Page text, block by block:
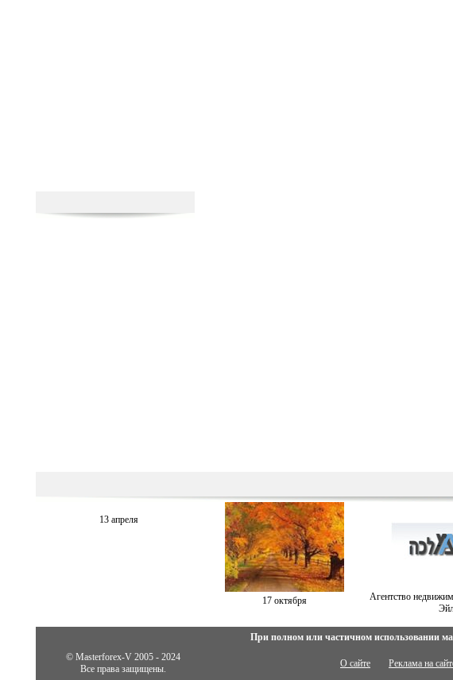
13 апреля
17 октября
Агентство
При полном или частичном использовании
© Masterforex-V 2005 - 2024
Все права защищены.
О сайте Реклама на